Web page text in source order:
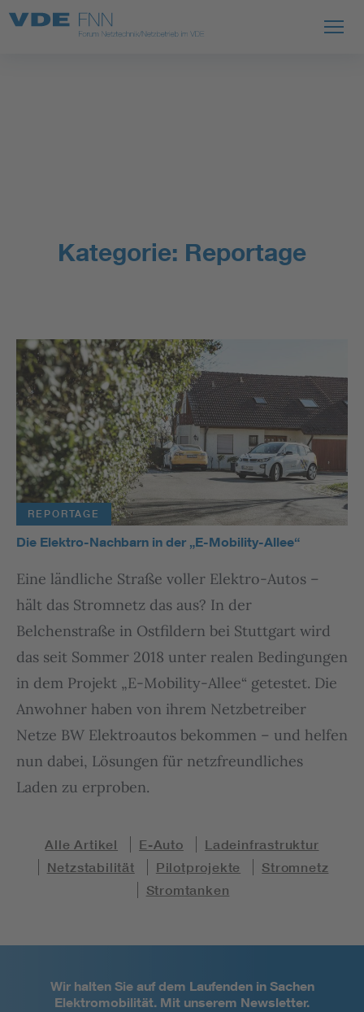
Kategorie: Reportage
REPORTAGE
Die Elektro-Nachbarn in der „E-Mobility-Allee“
Eine ländliche Straße voller Elektro-Autos –
hält das Stromnetz das aus? In der
Belchenstraße in Ostfildern bei Stuttgart wird
das seit Sommer 2018 unter realen Bedingungen
in dem Projekt „E-Mobility-Allee“ getestet. Die
Anwohner haben von ihrem Netzbetreiber
Netze BW Elektroautos bekommen – und helfen
nun dabei, Lösungen für netzfreundliches
Laden zu erproben.
Alle Artikel E-Auto
Ladeinfrastruktur
Netzstabilität
Pilotprojekte
Stromnetz
Stromtanken
Wir halten Sie auf dem Laufenden in Sachen
Elektromobilität. Mit unserem Newsletter.